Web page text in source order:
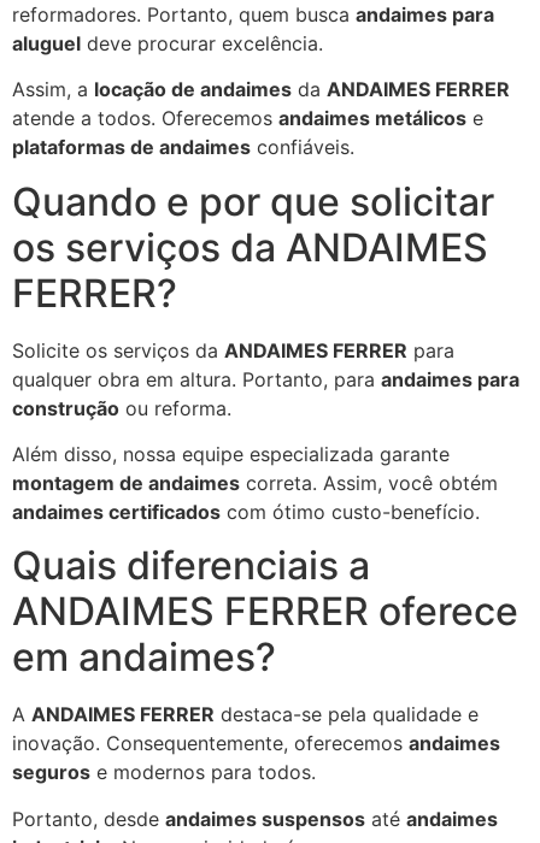
reformadores. Portanto, quem busca andaimes para
aluguel deve procurar excelência.
Assim, a locação de andaimes da ANDAIMES FERRER
atende a todos. Oferecemos andaimes metálicos e
plataformas de andaimes confiáveis.
Quando e por que solicitar
os serviços da ANDAIMES
FERRER?
Solicite os serviços da ANDAIMES FERRER para
qualquer obra em altura. Portanto, para andaimes para
construção ou reforma.
Além disso, nossa equipe especializada garante
montagem de andaimes correta. Assim, você obtém
andaimes certificados com ótimo custo-benefício.
Quais diferenciais a
ANDAIMES FERRER oferece
em andaimes?
A ANDAIMES FERRER destaca-se pela qualidade e
inovação. Consequentemente, oferecemos andaimes
seguros e modernos para todos.
Portanto, desde andaimes suspensos até andaimes